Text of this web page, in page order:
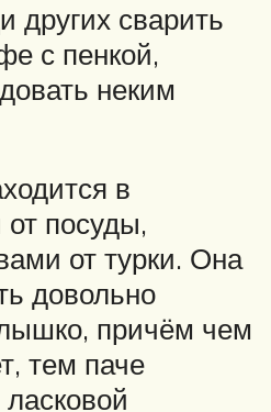
других сварить
с пенкой,
неким
в
посуды,
от турки. Она
довольно
причём чем
тем паче